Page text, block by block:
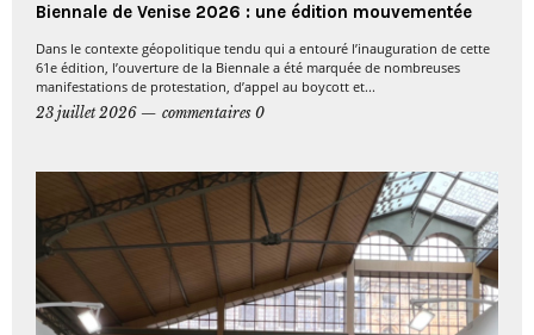
Biennale de Venise 2026 : une édition mouvementée
Dans le contexte géopolitique tendu qui a entouré l’inauguration de cette
61e édition, l’ouverture de la Biennale a été marquée de nombreuses
manifestations de protestation, d’appel au boycott et...
23 juillet 2026
commentaires 0